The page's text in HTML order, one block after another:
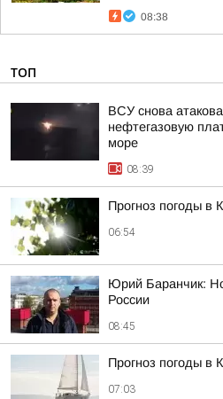
08:38
ТОП
ВСУ снова
нефтегазовую
море
08:39
Прогноз погоды в
06:54
Юрий Баранчик:
России
08:45
Прогноз погоды в
07:03